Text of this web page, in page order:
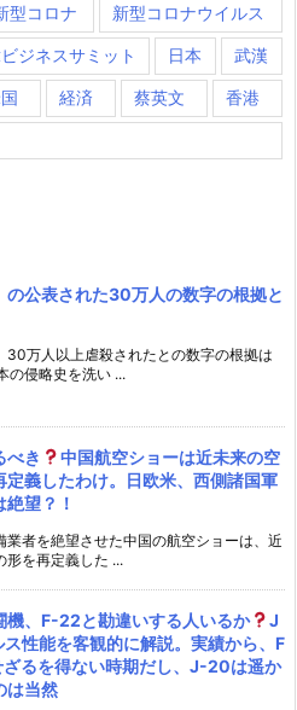
型コロナ 新型コロナウイルス
ジネスサミット 日本 武漢
経済 蔡英文 香港
の公表された30万人の数字の根拠と
30万人以上虐殺されたとの数字の根拠は
の侵略史を洗い ...
べき
中国航空ショーは近未来の空
定義したわけ。日欧米、西側諸国軍
望？！
業者を絶望させた中国の航空ショーは、近
形を再定義した ...
機、F-22と勘違いする人いるか
J
性能を客観的に解説。実績から、F
るを得ない時期だし、J-20は遥か
は当然